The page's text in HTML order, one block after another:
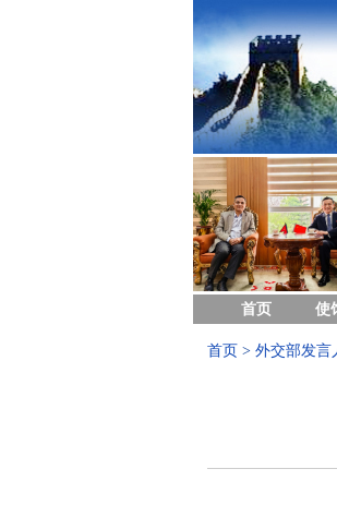
首页 使
首页 > 外交部发言